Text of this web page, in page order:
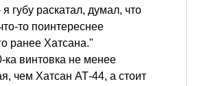
губу раскатал, думал, что
то поинтереснее
ранее Хатсана."
винтовка не менее
чем Хатсан АТ-44, а стоит